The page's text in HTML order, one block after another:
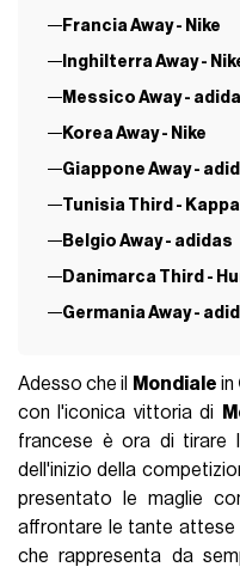
Francia Away - Nike
Inghilterra Away -
Messico Away -
Korea Away - Nike
Giappone Away -
Tunisia Third - Kappa
Belgio Away - adidas
Danimarca Third -
Germania Away -
Adesso che il Mondiale in
con l'iconica vittoria di
francese è ora di tirare
dell'inizio della
presentato le maglie
affrontare le tante attese
che rappresenta da